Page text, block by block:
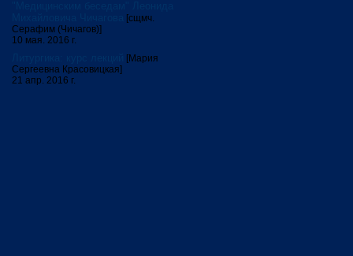
[сщмч.
Серафим (Чичагов)]
10 мая. 2016 г.
[Мария
Сергеевна Красовицкая]
21 апр. 2016 г.